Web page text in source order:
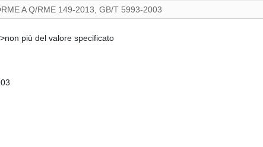
A Q/RME 149-2013, GB/T 5993-2003
più del valore specificato